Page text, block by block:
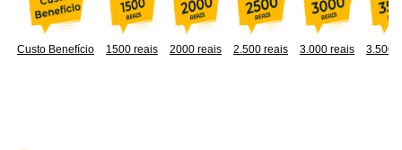
Custo Benefício 1500 reais 2000 reais 2.500 reais 3.000 reais 3.500